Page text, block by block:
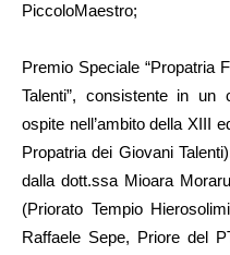
PiccoloMaestro;
Premio Speciale “Propatria
Talenti”, consistente in
ospite nell’ambito della XIII
Propatria dei Giovani
dalla dott.ssa Mioara
(Priorato Tempio
Raffaele Sepe, Priore del